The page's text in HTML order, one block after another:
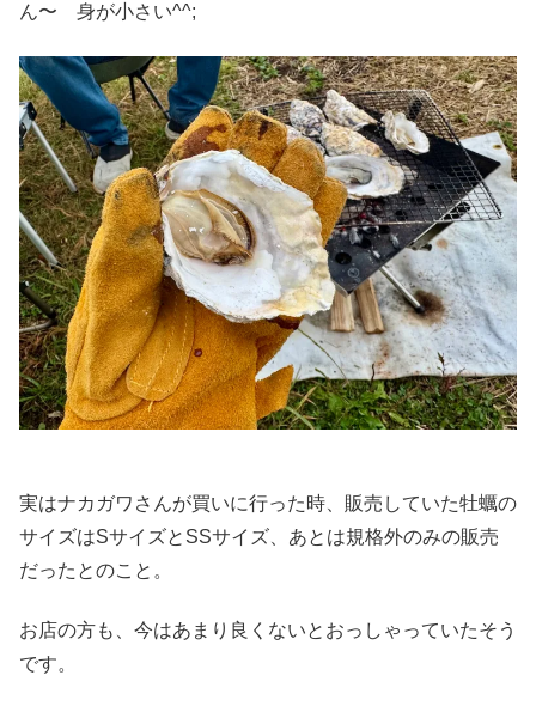
ん〜 身が小さい^^;
実はナカガワさんが買いに行った時、販売していた牡蠣の
サイズはSサイズとSSサイズ、あとは規格外のみの販売
だったとのこと。
お店の方も、今はあまり良くないとおっしゃっていたそう
です。